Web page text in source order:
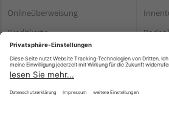
Onlineüberweisung
Kreditkarte
Rechnung*
*Bonität vorausgesetzt